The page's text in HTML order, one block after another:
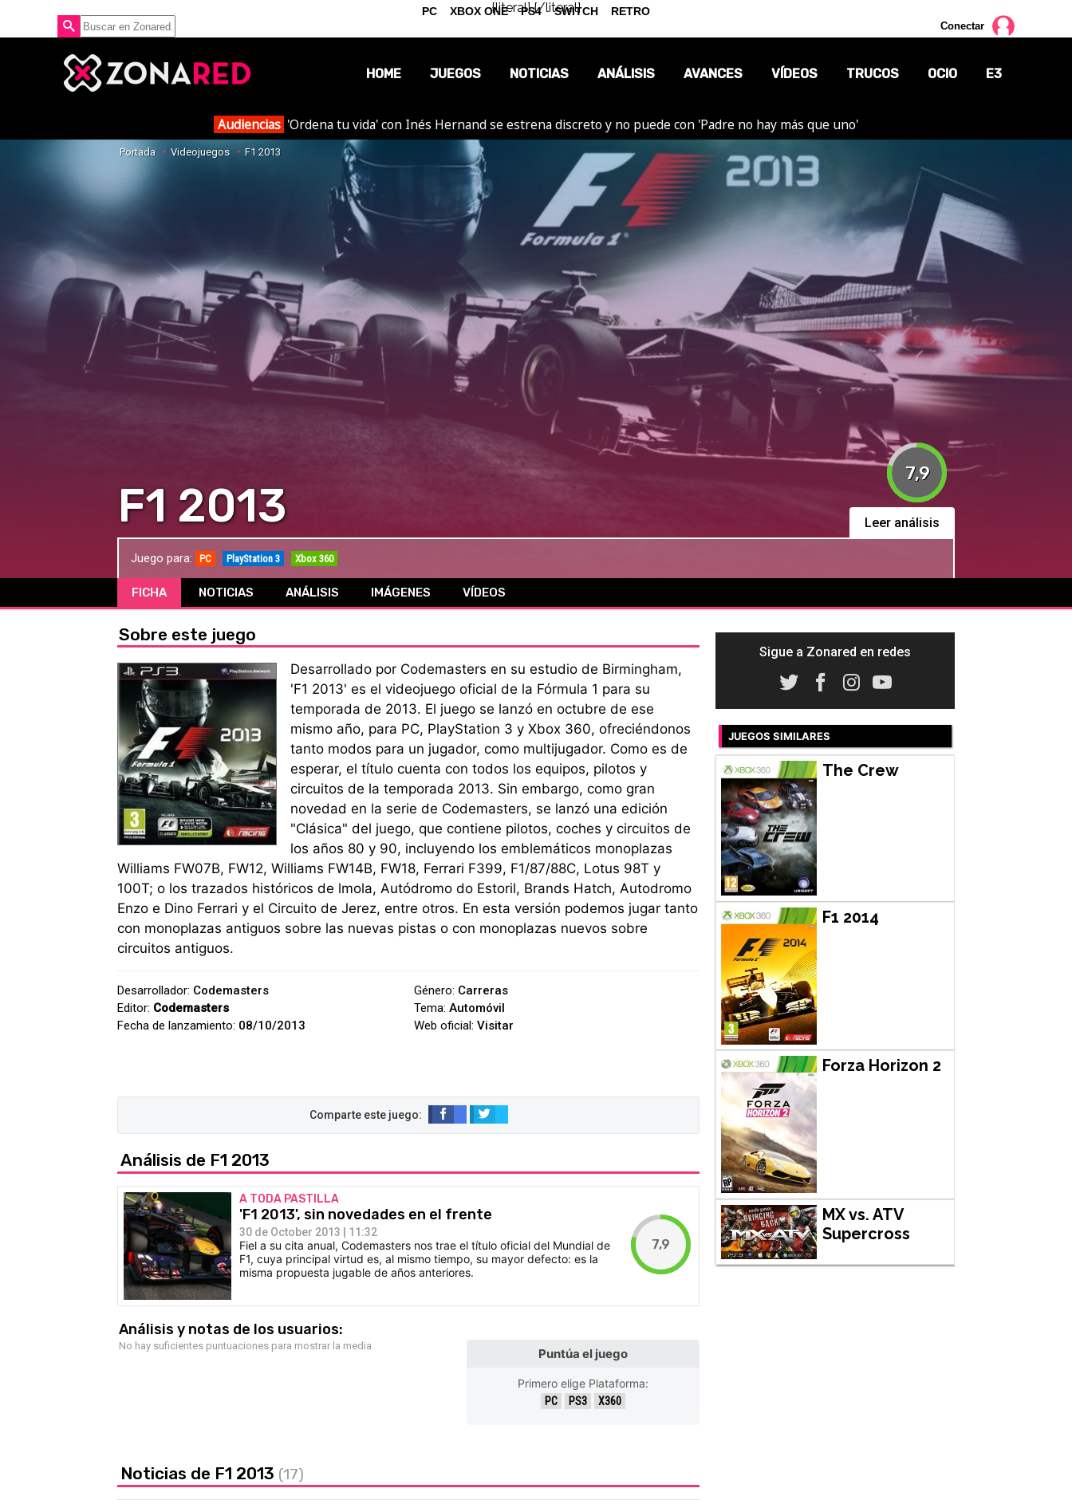
{literal}{/literal}
Conectar
HOME JUEGOS NOTICIAS
OPINIÓN
REPORTAJES
ANÁLISIS AVANCES VÍDEOS TRUCOS OCIO
CÓMICS
MANGA
E3
Audiencias 'Ordena tu vida' con Inés Hernand se estrena discreto y no puede con 'Padre no hay más que uno'
Portada Videojuegos F1 2013
7,9
F1 2013 Leer análisis
Juego para: PC PlayStation 3 Xbox 360
FICHA NOTICIAS ANÁLISIS IMÁGENES VÍDEOS
Sobre este juego
Desarrollado por Codemasters en su estudio de Birmingham,
'F1 2013' es el videojuego oficial de la Fórmula 1 para su
temporada de 2013. El juego se lanzó en octubre de ese
mismo año, para PC, PlayStation 3 y Xbox 360, ofreciéndonos
tanto modos para un jugador, como multijugador. Como es de
esperar, el título cuenta con todos los equipos, pilotos y
circuitos de la temporada 2013. Sin embargo, como gran
novedad en la serie de Codemasters, se lanzó una edición
"Clásica" del juego, que contiene pilotos, coches y circuitos de
los años 80 y 90, incluyendo los emblemáticos monoplazas
Williams FW07B, FW12, Williams FW14B, FW18, Ferrari F399, F1/87/88C, Lotus 98T y
100T; o los trazados históricos de lmola, Autódromo do Estoril, Brands Hatch, Autodromo
Enzo e Dino Ferrari y el Circuito de Jerez, entre otros. En esta versión podemos jugar tanto
con monoplazas antiguos sobre las nuevas pistas o con monoplazas nuevos sobre
circuitos antiguos.
Desarrollador: Codemasters
Editor: Codemasters
Fecha de lanzamiento: 08/10/2013
Género: Carreras
Tema:Automóvil
Web oficial:Visitar
Análisis de F1 2013
A TODA PASTILLA
'F1 2013', sin novedades en el frente
30 de October 2013 | 11:32
Fiel a su cita anual, Codemasters nos trae el título oficial del Mundial de
F1, cuya principal virtud es, al mismo tiempo, su mayor defecto: es la
misma propuesta jugable de años anteriores.
7,9
Análisis y notas de los usuarios:
No hay suficientes puntuaciones para mostrar la media
Puntúa el juego
Primero elige Plataforma:
PC PS3 X360
Noticias de F1 2013 (17)
Sigue a Zonared en redes
JUEGOS SIMILARES
The Crew
F1 2014
Forza Horizon 2
MX vs. ATV
Supercross
PC XBOX ONE PS4 SWITCH RETRO